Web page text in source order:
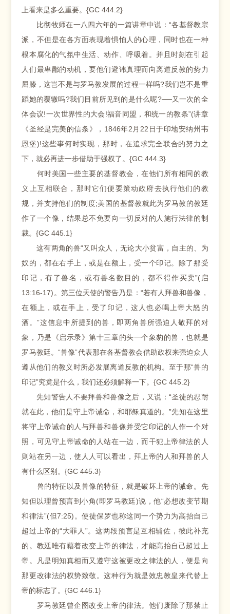
上看来是多么重要。{GC 444.2}
比彻牧师在一八四六年的一篇讲章中说：“各基督教宗
派，不但是在各方面表现着惧怕人的心理，同时也在一种
根本腐化的气氛中生活、动作、呼吸着。并且时刻在引起
人们最卑鄙的动机，要他们避讳真理而向离道反教的势力
屈膝，这岂不是与罗马教发展的过程一样吗?我们岂不是重
蹈她的覆辙吗?我们目前所见到的是什么呢?──又一次的全
体会议!一次世界性的大会!福音同盟，和统一的教条”(讲章
《圣经是完美的信条》，1846年2月22日于印地安纳州韦
恩堡)!这些事何时实现，那时，在追求完全联合的努力之
下，就必再进一步借助于强权了。{GC 444.3}
何时美国一些主要的基督教会，在他们所有相同的教
义上互相联合，那时它们便要策动政府去执行他们的教
规，并支持他们的制度;美国的基督教就此为罗马教的教廷
作了一个像，结果总不免要向一切反对的人施行法律的制
裁。{GC 445.1}
这有两角的兽“又叫众人，无论大小贫富，自主的、为
奴的，都在右手上，或是在额上，受一个印记。除了那受
印记，有了兽名，或有兽名数目的，都不得作买卖”(启
13:16-17)。第三位天使的警告乃是：“若有人拜兽和兽像，
在额上，或在手上，受了印记，这人也必喝上帝大怒的
酒。”这信息中所提到的兽，即两角兽所强迫人敬拜的对
象，乃是《启示录》第十三章的头一个象豹的兽，也就是
罗马教廷。“兽像”代表那在各基督教会借助政权来强迫众人
遵从他们的教义时所必发展离道反教的机构。至于那“兽的
印记”究竟是什么，我们还必须解释一下。{GC 445.2}
先知警告人不要拜兽和兽像之后，又说：“圣徒的忍耐
就在此，他们是守上帝诫命，和耶稣真道的。”先知在这里
将守上帝诫命的人与拜兽和兽像并受它印记的人作一个对
照，可见守上帝诫命的人站在一边，而干犯上帝律法的人
则站在另一边，使人人可以看出，拜上帝的人和拜兽的人
有什么区别。{GC 445.3}
兽的特征以及兽像的特征，就是破坏上帝的诫命。先
知但以理曾预言到小角(即罗马教廷)说，他“必想改变节期
和律法”(但7:25)。使徒保罗也称这同一个势力为高抬自己
超过上帝的“大罪人”。这两段预言是互相辅佐，彼此补充
的。教廷唯有藉着改变上帝的律法，才能高抬自己超过上
帝。凡是明知真相而又遵守这被更改之律法的人，便是向
那更改律法的权势致敬。这种行为就是效忠教皇来代替上
帝的标志了。{GC 446.1}
罗马教廷曾企图改变上帝的律法。他们废除了那禁止